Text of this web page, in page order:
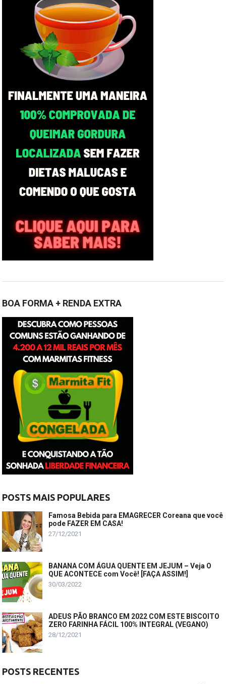
BOA FORMA + RENDA EXTRA
POSTS MAIS POPULARES
Famosa Bebida para EMAGRECER Coreana que você
pode FAZER EM CASA!
27/12/2021
BANANA COM ÁGUA QUENTE EM JEJUM – Veja O
QUE ACONTECE com Você! [FAÇA ASSIM!]
30/03/2022
ADEUS PÃO BRANCO EM 2022 COM ESTE BISCOITO
ZERO FARINHA FÁCIL 100% INTEGRAL (VEGANO)
28/12/2021
POSTS RECENTES